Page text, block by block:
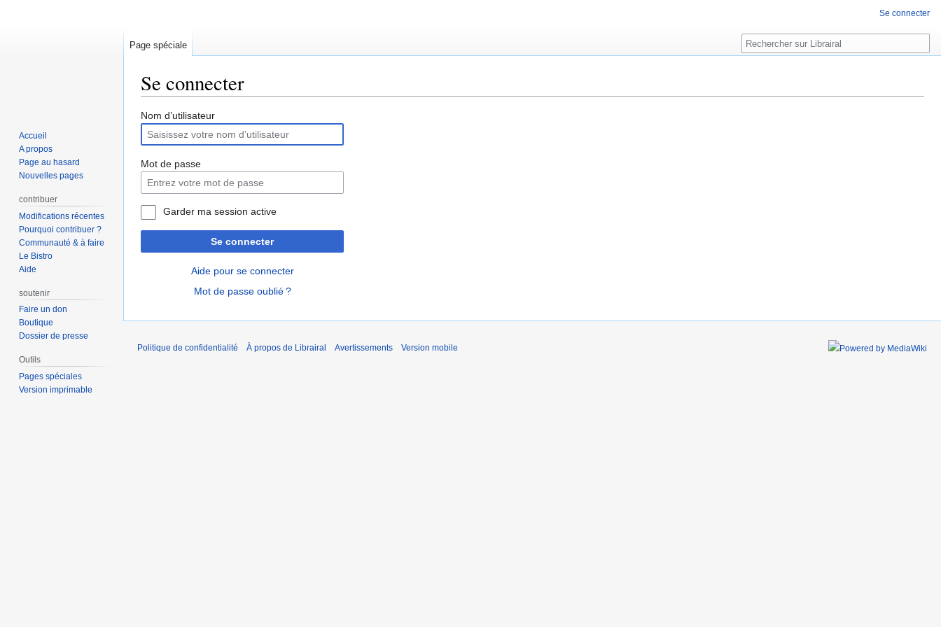
Se connecter
Aller
la
navigation
Aller
la
recherche
Nom d’utilisateur
Mot de passe
Garder ma session active
Se connecter
Aide pour se connecter
Mot de passe oublié ?
Se connecter
Page spéciale Rechercher
Accueil
A propos
Page au hasard
Nouvelles pages
contribuer
Modifications récentes
Pourquoi contribuer ?
Communauté & à faire
Le Bistro
Aide
soutenir
Faire un don
Boutique
Dossier de presse
Outils
Pages spéciales
Version imprimable
Politique de confidentialité À propos de Librairal Avertissements Version mobile